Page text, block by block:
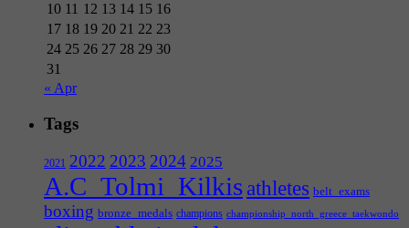
10 11 12 13 14 15 16
17 18 19 20 21 22 23
24 25 26 27 28 29 30
31
« Apr
Tags
2021 2022 2023 2024 2025
A.C_Tolmi_Kilkis athletes belt_exams
boxing bronze_medals champions championship_north_greece_taekwondo